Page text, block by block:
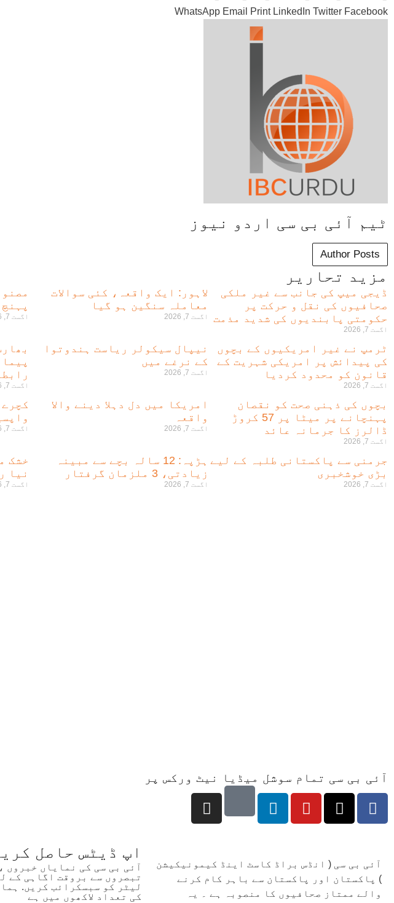
Facebook
Twitter
LinkedIn
Print
Email
WhatsApp
ٹیم آئی بی سی اردو نیوز
Author Posts
مزید تحاریر
ڈیجی میپ کی جانب سے غیر ملکی
صحافیوں کی نقل و حرکت پر
حکومتی پابندیوں کی شدید مذمت
اگست 7, 2026
لاہور: ایک واقعہ، کئی سوالات
معاملہ سنگین ہو گیا
اگست 7, 2026 اگست 7, 2026
ٹرمپ نے غیر امریکیوں کے بچوں
کی پیدائش پر امریکی شہریت کے
قانون کو محدود کردیا
اگست 7, 2026
نیپال سیکولر ریاست ہندوتوا
کے نرغے میں
اگست 7, 2026
اگست 7, 2026
بچوں کی ذہنی صحت کو نقصان
پہنچانے پر میٹا پر 57 کروڑ
ڈالرز کا جرمانہ عائد
اگست 7, 2026
امریکا میں دل دہلا دینے والا
واقعہ
اگست 7, 2026 اگست 7, 2026
جرمنی سے پاکستانی طلبہ کے لیے
بڑی خوشخبری
اگست 7, 2026
ہڑپہ: 12 سالہ بچے سے مبینہ
زیادتی، 3 ملزمان گرفتار
اگست 7, 2026
خشک
نیا
اگست 7, 2026
آئی بی سی تمام سوشل میڈیا نیٹ ورکس پر
آئی بی سی ( انڈس براڈ کاسٹ اینڈ کیمونیکیشن
) پاکستان اور پاکستان سے باہر کام کرنے
والے ممتاز صحافیوں کا منصوبہ ہے ۔ یہ
اپ ڈیٹس حاصل
آئی بی سی کی نمایاں خبروں
تبصروں سے بروقت اگاہی کے
لیٹر کو سبسکرائب کریں.
کی تعداد لاکھوں میں ہے